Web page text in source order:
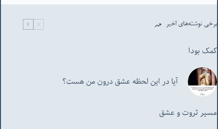
برخی نوشته‌های اخیر
کمک بودا
آیا در این لحظه عشق درون من هست؟
مسیر ثروت و عشق